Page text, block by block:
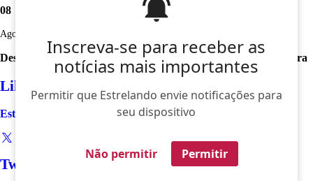
Inscreva-se para receber as
notícias mais importantes
Permitir que Estrelando envie notificações para
seu dispositivo
Não permitir Permitir
08
Ago
Desculpe, não foi encontrado nenhum registro sobre: arquitetura
Like
Estrelando
Twitter